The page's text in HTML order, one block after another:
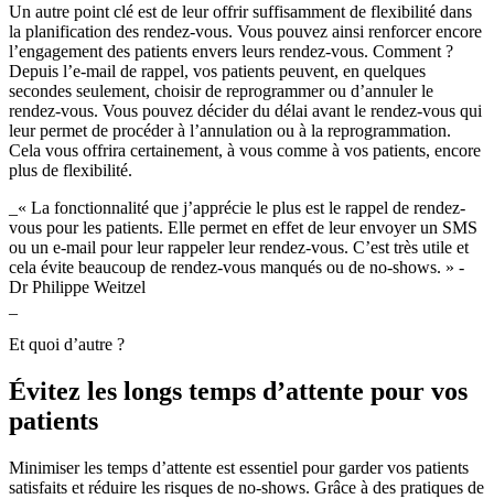
Un autre point clé est de leur offrir suffisamment de flexibilité dans
la planification des rendez-vous. Vous pouvez ainsi renforcer encore
l’engagement des patients envers leurs rendez-vous. Comment ?
Depuis l’e-mail de rappel, vos patients peuvent, en quelques
secondes seulement, choisir de reprogrammer ou d’annuler le
rendez-vous. Vous pouvez décider du délai avant le rendez-vous qui
leur permet de procéder à l’annulation ou à la reprogrammation.
Cela vous offrira certainement, à vous comme à vos patients, encore
plus de flexibilité.
_« La fonctionnalité que j’apprécie le plus est le rappel de rendez-
vous pour les patients. Elle permet en effet de leur envoyer un SMS
ou un e-mail pour leur rappeler leur rendez-vous. C’est très utile et
cela évite beaucoup de rendez-vous manqués ou de no-shows. » -
Dr Philippe Weitzel
Et quoi d’autre ?
Évitez les longs temps d’attente pour vos
patients
Minimiser les temps d’attente est essentiel pour garder vos patients
satisfaits et réduire les risques de no-shows. Grâce à des pratiques de